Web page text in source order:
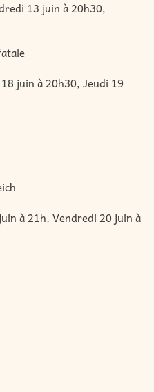
13 juin à 20h30,
juin à 20h30, Jeudi 19
à 21h, Vendredi 20 juin à